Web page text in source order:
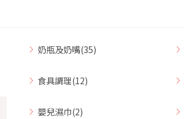
奶瓶及奶嘴(35)
食具調理(12)
嬰兒濕巾(2)